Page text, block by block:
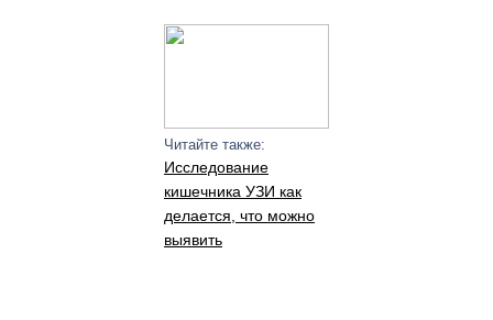
Читайте также:
Исследование
кишечника УЗИ как
делается, что можно
выявить